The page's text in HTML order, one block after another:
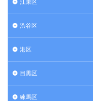
江東区
渋谷区
港区
目黒区
練馬区